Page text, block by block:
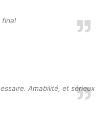
final
Amabilité, et sérieux